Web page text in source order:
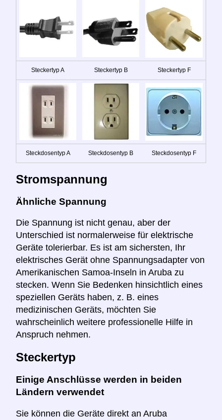
Steckertyp A Steckertyp B Steckertyp F
Steckdosentyp A Steckdosentyp B Steckdosentyp F
Stromspannung
Ähnliche Spannung
Die Spannung ist nicht genau, aber der
Unterschied ist normalerweise für elektrische
Geräte tolerierbar. Es ist am sichersten, Ihr
elektrisches Gerät ohne Spannungsadapter von
Amerikanischen Samoa-Inseln in Aruba zu
stecken. Wenn Sie Bedenken hinsichtlich eines
speziellen Geräts haben, z. B. eines
medizinischen Geräts, möchten Sie
wahrscheinlich weitere professionelle Hilfe in
Anspruch nehmen.
Steckertyp
Einige Anschlüsse werden in beiden
Ländern verwendet
Sie können die Geräte direkt an Aruba